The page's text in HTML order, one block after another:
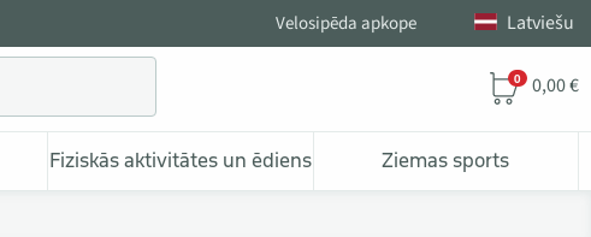
Velosipēda apkope Latviešu
0 0,00 €
Fiziskās aktivitātes un ēdiens Ziemas sports